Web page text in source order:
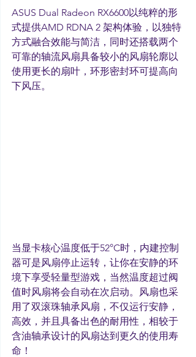
ASUS Dual Radeon RX6600以纯粹的形
式提供AMD RDNA 2 架构体验，以独特
方式融合效能与简洁，同时还搭载两个
可靠的轴流风扇具备较小的风扇轮廓以
使用更长的扇叶，环形密封环可提高向
下风压。
当显卡核心温度低于52°C时，内建控制
器可是风扇停止运转，让你在安静的环
境下享受轻量型游戏，当然温度超过阀
值时风扇将会自动在次启动。风扇也采
用了双滚珠轴承风扇，不仅运行安静，
高效，并且具备出色的耐用性，相较于
含油轴承设计的风扇达到更久的使用寿
命！